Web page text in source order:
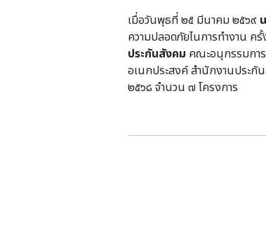
เมื่อวันพุธที่ ๒๕ มีนาคม ๒๕๖๙
ความปลอดภัยไนการทำงาน ค
ประกันสังคม คณะอนุกรรมการ
อเนกประสงค์ สำนักงานประกั
๒๕๖๘ จำนวน ๗ โครงการ